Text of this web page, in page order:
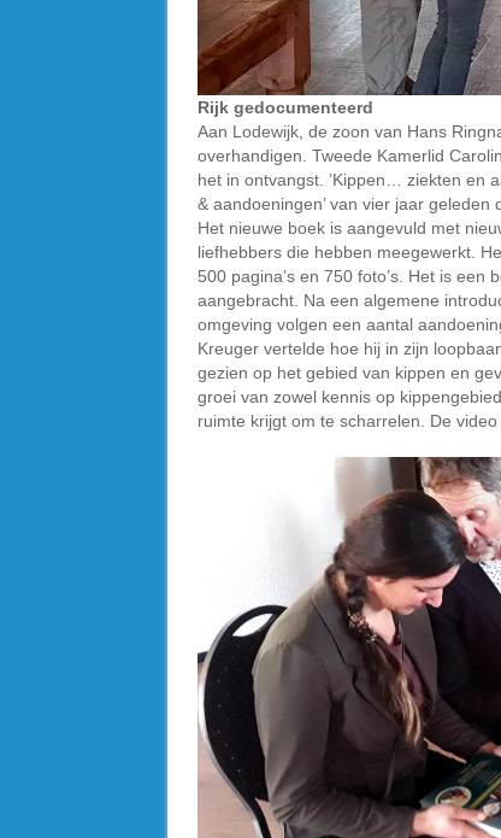
Rijk gedocumenteerd
Aan Lodewijk, de zoon van Hans
overhandigen. Tweede Kamerlid
het in ontvangst. ’Kippen… ziekten en
& aandoeningen’ van vier jaar geleden
Het nieuwe boek is aangevuld met
liefhebbers die hebben meegewerkt.
500 pagina’s en 750 foto’s. Het is
aangebracht. Na een algemene
omgeving volgen een aantal
Kreuger vertelde hoe hij in zijn
gezien op het gebied van kippen en
groei van zowel kennis op
ruimte krijgt om te scharrelen. De